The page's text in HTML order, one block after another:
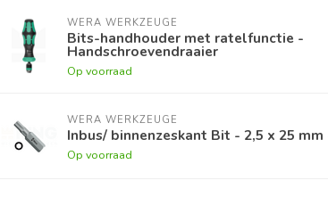
WERA WERKZEUGE
Bits-handhouder met ratelfunctie -
Handschroevendraaier
Op voorraad
WERA WERKZEUGE
Inbus/ binnenzeskant Bit - 2,5 x 25 mm
Op voorraad